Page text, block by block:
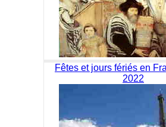
Fêtes et jours fériés en
2022